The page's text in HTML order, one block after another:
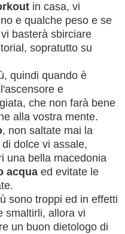
in casa, vi
e qualche peso e se
basterà sbirciare
sopratutto su
quindi quando è
e
che non farà bene
alla vostra mente.
, non saltate mai la
dolce vi assale,
una bella macedonia
acqua ed evitate le
sono troppi ed in effetti
smaltirli, allora vi
un buon dietologo di